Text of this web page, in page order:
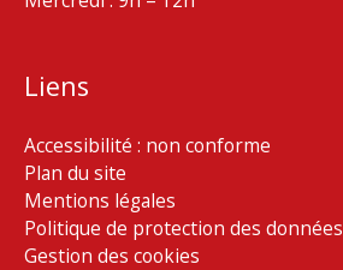
Liens
Accessibilité : non conforme
Plan du site
Mentions légales
Politique de protection des données
Gestion des cookies